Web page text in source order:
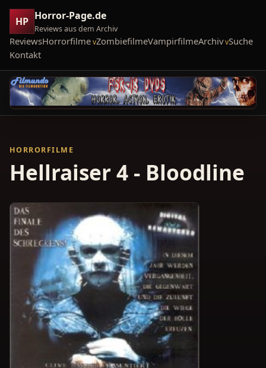
HP Horror-Page.de
Reviews aus dem Archiv
ReviewsHorrorfilme ZombiefilmeVampirfilmeArchiv Suche
Kontakt
HORRORFILME
Hellraiser 4 - Bloodline